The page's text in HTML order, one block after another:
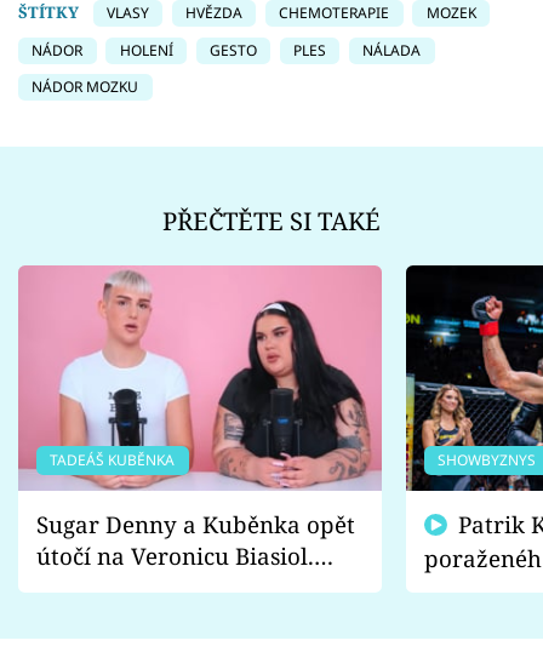
ŠTÍTKY VLASY HVĚZDA CHEMOTERAPIE
MOZEK
NÁDOR
HOLENÍ GESTO PLES
NÁLADA
NÁDOR MOZKU
PŘEČTĚTE SI TAKÉ
TADEÁŠ KUBĚNKA
Sugar Denny a Kuběnka opět
útočí na Veronicu Biasiol.
Proč je podle nich falešná a
SHOWBYZNYS
fanoušci